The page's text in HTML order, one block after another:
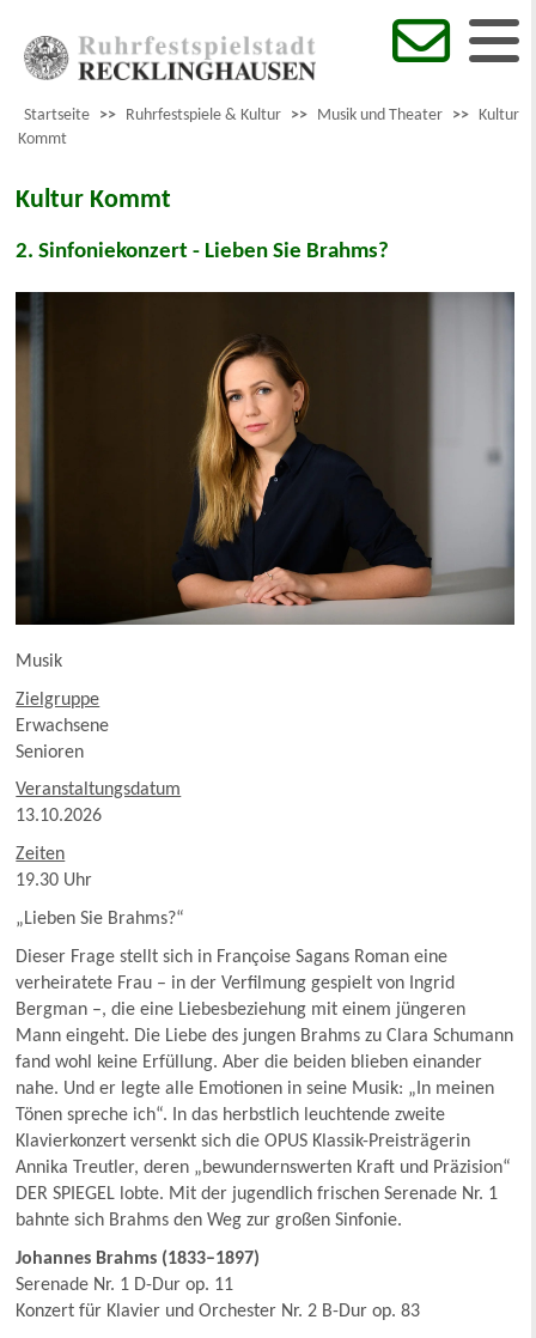
Startseite >> Ruhrfestspiele & Kultur >> Musik und Theater >> Kultur
Kommt
Kultur Kommt
2. Sinfoniekonzert - Lieben Sie Brahms?
Musik
Zielgruppe
Erwachsene
Senioren
Veranstaltungsdatum
13.10.2026
Zeiten
19.30 Uhr
„Lieben Sie Brahms?“
Dieser Frage stellt sich in Françoise Sagans Roman eine
verheiratete Frau – in der Verfilmung gespielt von Ingrid
Bergman –, die eine Liebesbeziehung mit einem jüngeren
Mann eingeht. Die Liebe des jungen Brahms zu Clara Schumann
fand wohl keine Erfüllung. Aber die beiden blieben einander
nahe. Und er legte alle Emotionen in seine Musik: „In meinen
Tönen spreche ich“. In das herbstlich leuchtende zweite
Klavierkonzert versenkt sich die OPUS Klassik-Preisträgerin
Annika Treutler, deren „bewundernswerten Kraft und Präzision“
DER SPIEGEL lobte. Mit der jugendlich frischen Serenade Nr. 1
bahnte sich Brahms den Weg zur großen Sinfonie.
Johannes Brahms (1833–1897)
Serenade Nr. 1 D-Dur op. 11
Konzert für Klavier und Orchester Nr. 2 B-Dur op. 83